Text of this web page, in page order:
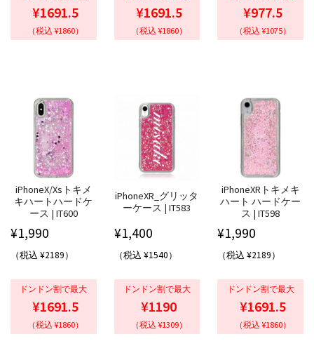
¥1691.5
（税込 ¥1860）
¥1691.5
（税込 ¥1860）
¥977.5
（税込 ¥1075）
iPhoneX/Xsトキメ
キハートハードケ
ース | IT600
¥1,990
（税込 ¥2189）
ドンドン割で最大
¥1691.5
（税込 ¥1860）
iPhoneXR_グリッタ
ーケース | IT583
¥1,400
（税込 ¥1540）
ドンドン割で最大
¥1190
（税込 ¥1309）
iPhoneXRトキメキ
ハート ハードケー
ス | IT598
¥1,990
（税込 ¥2189）
ドンドン割で最大
¥1691.5
（税込 ¥1860）